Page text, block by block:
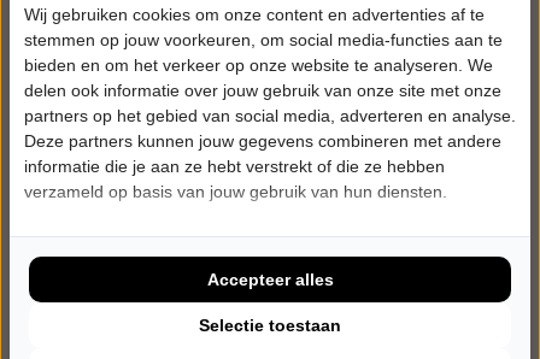
Back to the Country
De Goudse Schouwburg
Gouda
Wij gebruiken cookies om onze content en advertenties af te
stemmen op jouw voorkeuren, om social media-functies aan te
bieden en om het verkeer op onze website te analyseren. We
delen ook informatie over jouw gebruik van onze site met onze
partners op het gebied van social media, adverteren en analyse.
Deze partners kunnen jouw gegevens combineren met andere
informatie die je aan ze hebt verstrekt of die ze hebben
verzameld op basis van jouw gebruik van hun diensten.
Selectie toestaan
Accepteer alles